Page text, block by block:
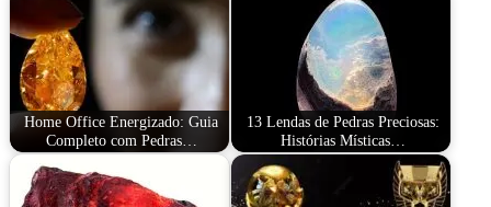
Home Office Energizado: Guia
Completo com Pedras…
13 Lendas de Pedras Preciosas:
Histórias Místicas…